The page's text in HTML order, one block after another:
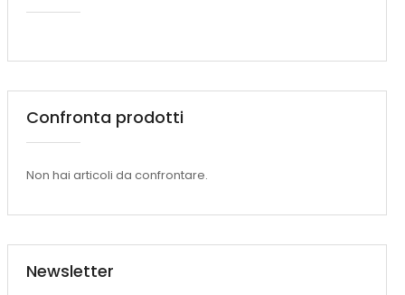
Confronta prodotti
Non hai articoli da confrontare.
Newsletter